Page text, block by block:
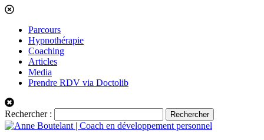
Parcours
Hypnothérapie
Coaching
Articles
Media
Prendre RDV via Doctolib
Rechercher :